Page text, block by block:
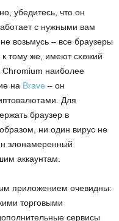
убедитесь, что он
с нужными вам
возьмусь – все браузеры
тому же, имеют схожий
Chromium наиболее
на Brave – он
Для
браузер в
ни один вирус не
злонамеренный
аккаунтам.
приложением очевидны:
торговыми
сервисы